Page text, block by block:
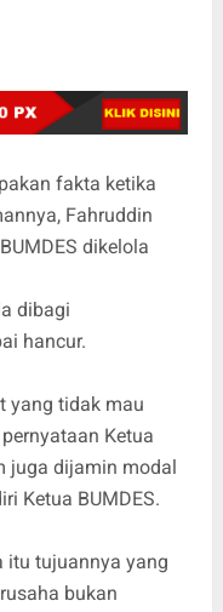
fakta ketika
Fahruddin
dikelola
dibagi
hancur.
yang tidak mau
Ketua
juga dijamin modal
Ketua BUMDES.
itu tujuannya yang
bukan